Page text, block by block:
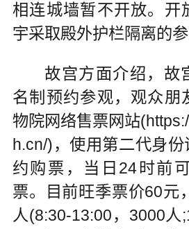
相连城墙暂不开放。开
宇采取殿外护栏隔离的参
故宫方面介绍，故
名制预约参观，观众朋
物院网络售票网站
h.cn/)，使用第二代身
约购票，当日24时前
票。目前旺季票价60元
人(8:30-13:00，3000人